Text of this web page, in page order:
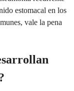
estomacal en los
vale la pena